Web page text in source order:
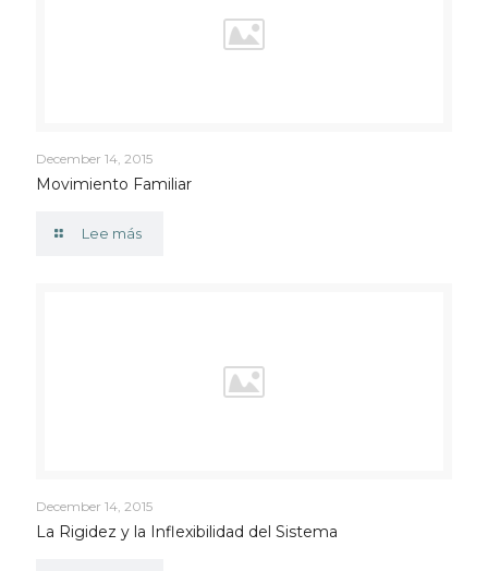
December 14, 2015
Movimiento Familiar
Lee más
December 14, 2015
La Rigidez y la Inflexibilidad del Sistema